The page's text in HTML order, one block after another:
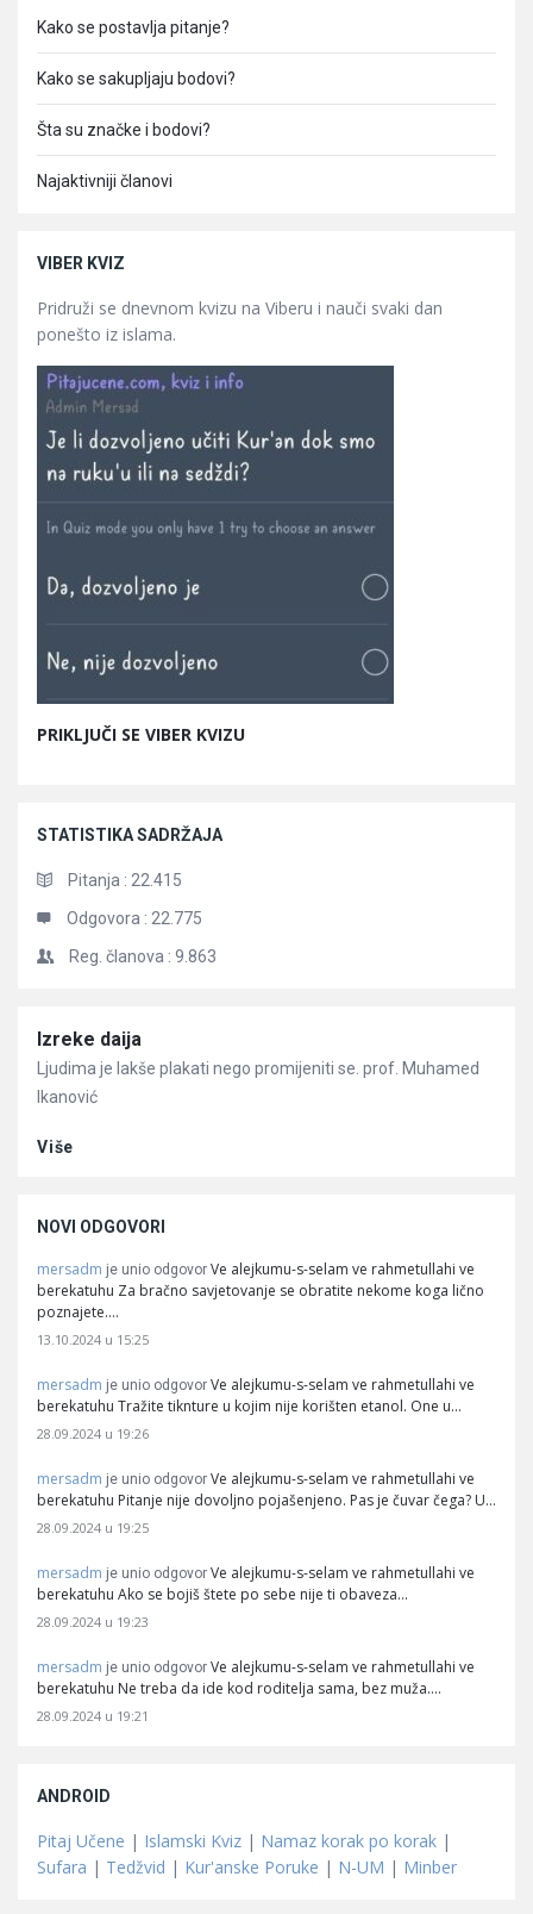
Kako se postavlja pitanje?
Kako se sakupljaju bodovi?
Šta su značke i bodovi?
Najaktivniji članovi
VIBER KVIZ
Pridruži se dnevnom kvizu na Viberu i nauči svaki dan
ponešto iz islama.
PRIKLJUČI SE VIBER KVIZU
STATISTIKA SADRŽAJA
Pitanja : 22.415
Odgovora : 22.775
Reg. članova : 9.863
Članci
Izreke daija
Ljudima je lakše plakati nego promijeniti se. prof. Muhamed
Ikanović
Više
NOVI ODGOVORI
mersadm je unio odgovor Ve alejkumu-s-selam ve rahmetullahi ve
berekatuhu Za bračno savjetovanje se obratite nekome koga lično
poznajete.…
13.10.2024 u 15:25
mersadm je unio odgovor Ve alejkumu-s-selam ve rahmetullahi ve
berekatuhu Tražite tiknture u kojim nije korišten etanol. One u…
28.09.2024 u 19:26
mersadm je unio odgovor Ve alejkumu-s-selam ve rahmetullahi ve
berekatuhu Pitanje nije dovoljno pojašenjeno. Pas je čuvar čega? U…
28.09.2024 u 19:25
mersadm je unio odgovor Ve alejkumu-s-selam ve rahmetullahi ve
berekatuhu Ako se bojiš štete po sebe nije ti obaveza…
28.09.2024 u 19:23
mersadm je unio odgovor Ve alejkumu-s-selam ve rahmetullahi ve
berekatuhu Ne treba da ide kod roditelja sama, bez muža.…
28.09.2024 u 19:21
ANDROID
Pitaj Učene | Islamski Kviz | Namaz korak po korak |
Sufara | Tedžvid | Kur'anske Poruke | N-UM | Minber